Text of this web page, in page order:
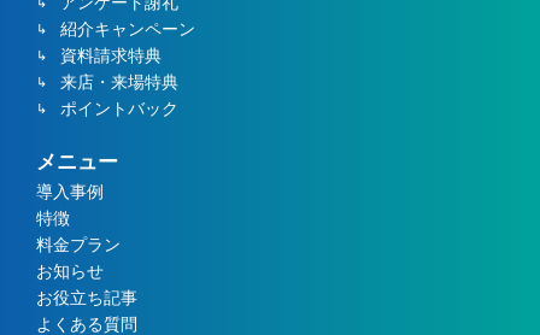
紹介キャンペーン
資料請求特典
来店・来場特典
ポイントバック
メニュー
導入事例
特徴
料金プラン
お知らせ
お役立ち記事
よくある質問